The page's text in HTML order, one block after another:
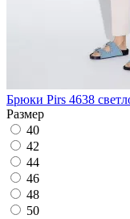
Брюки Pirs 4638
Размер
40
42
44
46
48
50